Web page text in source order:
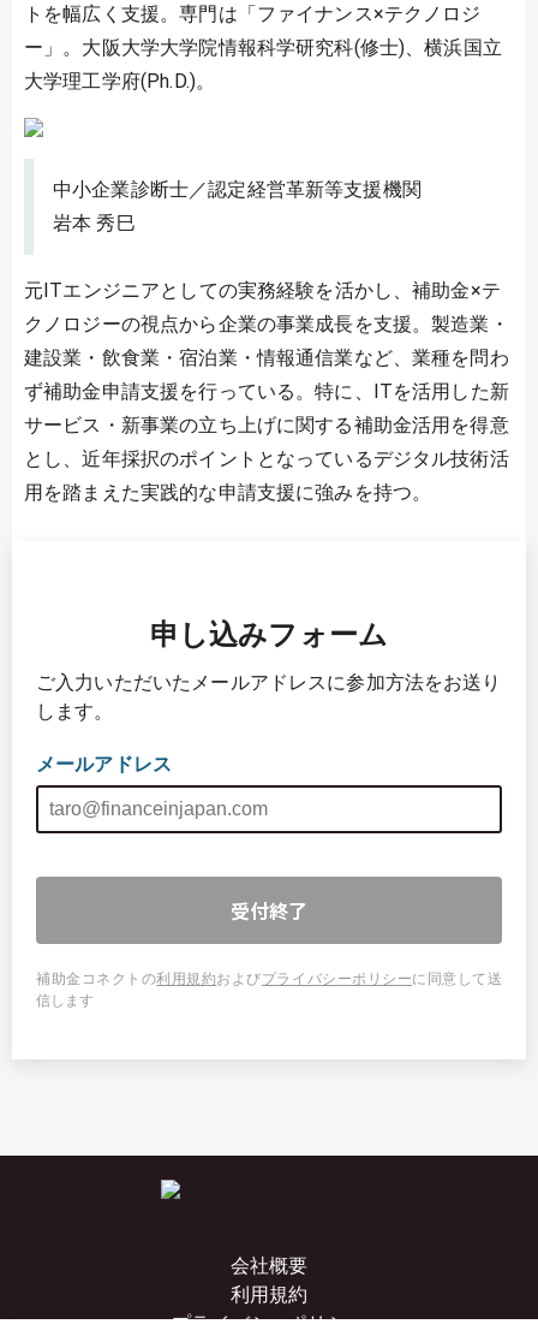
トを幅広く支援。専門は「ファイナンス×テクノロジ
ー」。大阪大学大学院情報科学研究科(修士)、横浜国立
大学理工学府(Ph.D.)。
中小企業診断士／認定経営革新等支援機関
岩本 秀巳
元ITエンジニアとしての実務経験を活かし、補助金×テ
クノロジーの視点から企業の事業成長を支援。製造業・
建設業・飲食業・宿泊業・情報通信業など、業種を問わ
ず補助金申請支援を行っている。特に、ITを活用した新
サービス・新事業の立ち上げに関する補助金活用を得意
とし、近年採択のポイントとなっているデジタル技術活
用を踏まえた実践的な申請支援に強みを持つ。
申し込みフォーム
ご入力いただいたメールアドレスに参加方法をお送り
します。
メールアドレス
受付終了
補助金コネクトの利用規約およびプライバシーポリシーに同意して送
信します
会社概要
利用規約
プライバシーポリシー